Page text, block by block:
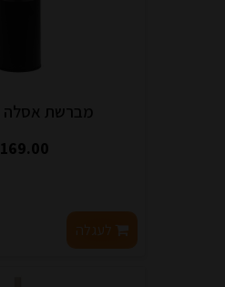
מברשת אסלה pi ד שחור
169.00 ₪
לעגלה